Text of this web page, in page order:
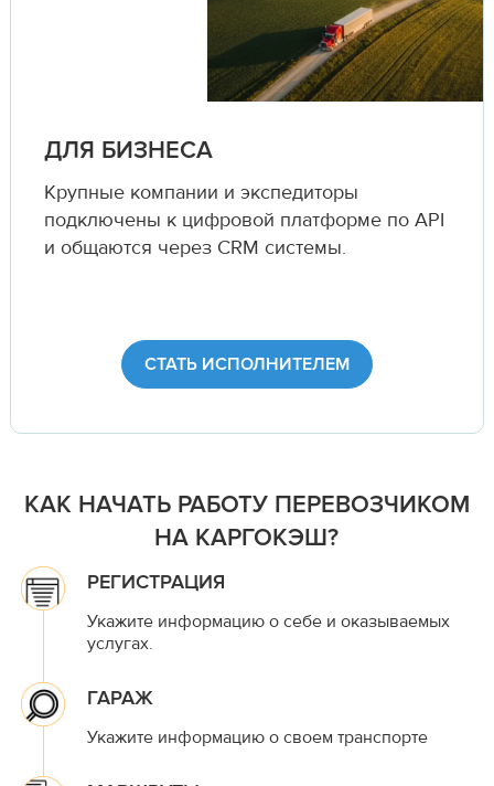
ДЛЯ БИЗНЕСА
Крупные компании и экспедиторы
подключены к цифровой платформе по API
и общаются через CRM системы.
СТАТЬ ИСПОЛНИТЕЛЕМ
КАК НАЧАТЬ РАБОТУ ПЕРЕВОЗЧИКОМ
НА КАРГОКЭШ?
РЕГИСТРАЦИЯ
Укажите информацию о себе и оказываемых
услугах.
ГАРАЖ
Укажите информацию о своем транспорте